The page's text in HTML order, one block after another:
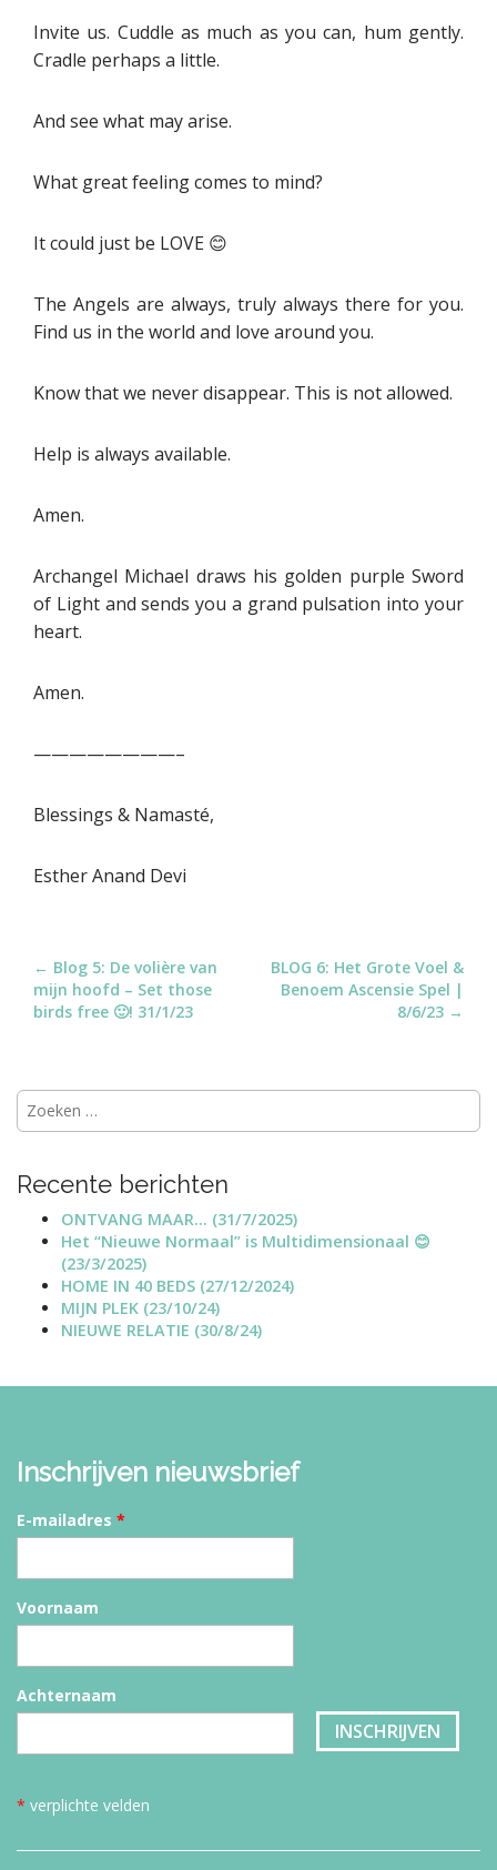
Invite us. Cuddle as much as you can, hum gently.
Cradle perhaps a little.
And see what may arise.
What great feeling comes to mind?
It could just be LOVE 😊
The Angels are always, truly always there for you.
Find us in the world and love around you.
Know that we never disappear. This is not allowed.
Help is always available.
Amen.
Archangel Michael draws his golden purple Sword
of Light and sends you a grand pulsation into your
heart.
Amen.
————————–
Blessings & Namasté,
Esther Anand Devi
P
o
s
n
a
v
g
a
o
← Blog 5: De volière van
mijn hoofd – Set those
birds free 🙂! 31/1/23
BLOG 6: Het Grote Voel &
Benoem Ascensie Spel |
8/6/23 →
Zoeken
naar:
Recente berichten
ONTVANG MAAR… (31/7/2025)
Het “Nieuwe Normaal” is Multidimensionaal 😊
(23/3/2025)
HOME IN 40 BEDS (27/12/2024)
MIJN PLEK (23/10/24)
NIEUWE RELATIE (30/8/24)
Inschrijven nieuwsbrief
E-mailadres *
Voornaam
Achternaam
* verplichte velden